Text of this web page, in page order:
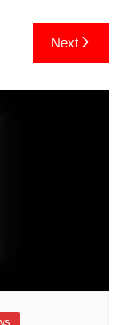
Next